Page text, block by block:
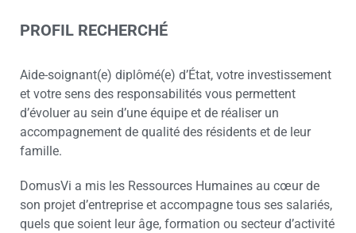
PROFIL RECHERCHÉ
Aide-soignant(e) diplômé(e) d’État, votre investissement
et votre sens des responsabilités vous permettent
d’évoluer au sein d’une équipe et de réaliser un
accompagnement de qualité des résidents et de leur
famille.
DomusVi a mis les Ressources Humaines au cœur de
son projet d’entreprise et accompagne tous ses salariés,
quels que soient leur âge, formation ou secteur d’activité